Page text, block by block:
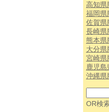
高知県
福岡県
佐賀県
長崎県
熊本県
大分県
宮崎県
鹿児島
沖縄県
OR検